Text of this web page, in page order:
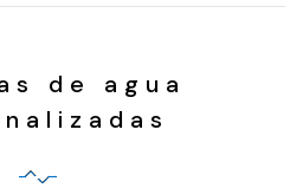
de agua